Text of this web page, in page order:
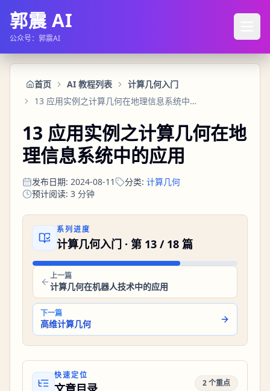
郭震 AI
公众号：郭震AI
首页 AI 教程列表
计算几何入门
13 应用实例之计算几何在地理信息系统中的应用
13 应用实例之计算几何在地
理信息系统中的应用
发布日期: 2024-08-11 分类: 计算几何
预计阅读: 3 分钟
系列进度
计算几何入门 · 第 13 / 18 篇
上一篇
计算几何在机器人技术中的应用
下一篇
高维计算几何
快速定位
2 个重点